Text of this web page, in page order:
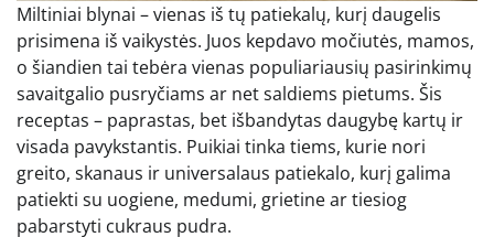
Miltiniai blynai – vienas iš tų patiekalų, kurį daugelis
prisimena iš vaikystės. Juos kepdavo močiutės, mamos,
o šiandien tai tebėra vienas populiariausių pasirinkimų
savaitgalio pusryčiams ar net saldiems pietums. Šis
receptas – paprastas, bet išbandytas daugybę kartų ir
visada pavykstantis. Puikiai tinka tiems, kurie nori
greito, skanaus ir universalaus patiekalo, kurį galima
patiekti su uogiene, medumi, grietine ar tiesiog
pabarstyti cukraus pudra.